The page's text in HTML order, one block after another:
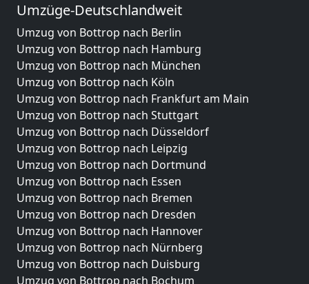
Umzüge-Deutschlandweit
Umzug von Bottrop nach Berlin
Umzug von Bottrop nach Hamburg
Umzug von Bottrop nach München
Umzug von Bottrop nach Köln
Umzug von Bottrop nach Frankfurt am Main
Umzug von Bottrop nach Stuttgart
Umzug von Bottrop nach Düsseldorf
Umzug von Bottrop nach Leipzig
Umzug von Bottrop nach Dortmund
Umzug von Bottrop nach Essen
Umzug von Bottrop nach Bremen
Umzug von Bottrop nach Dresden
Umzug von Bottrop nach Hannover
Umzug von Bottrop nach Nürnberg
Umzug von Bottrop nach Duisburg
Umzug von Bottrop nach Bochum